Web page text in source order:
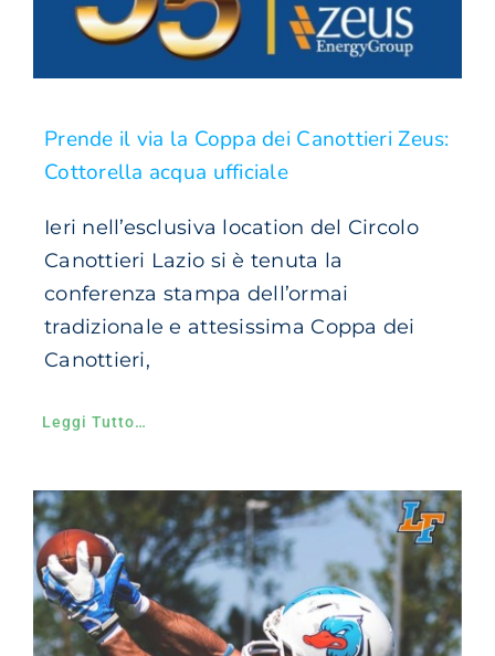
Prende il via la Coppa dei Canottieri Zeus:
Cottorella acqua ufficiale
Ieri nell’esclusiva location del Circolo
Canottieri Lazio si è tenuta la
conferenza stampa dell’ormai
tradizionale e attesissima Coppa dei
Canottieri,
Leggi Tutto…